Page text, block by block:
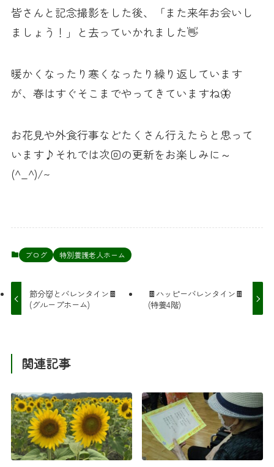
皆さんと記念撮影をした後、「また来年お会いし
ましょう！」と去っていかれました👋
暖かくなったり寒くなったり繰り返しています
が、春はすぐそこまでやってきていますね🦋
お花見や外食行事などたくさん行えたらと思って
います♪それでは次回の更新をお楽しみに～
(^_^)/~
ブログ 特別養護老人ホーム
節分👹とバレンタイン🍫
(グループホーム)
🍫ハッピーバレンタイン🍫
(特養4階)
関連記事